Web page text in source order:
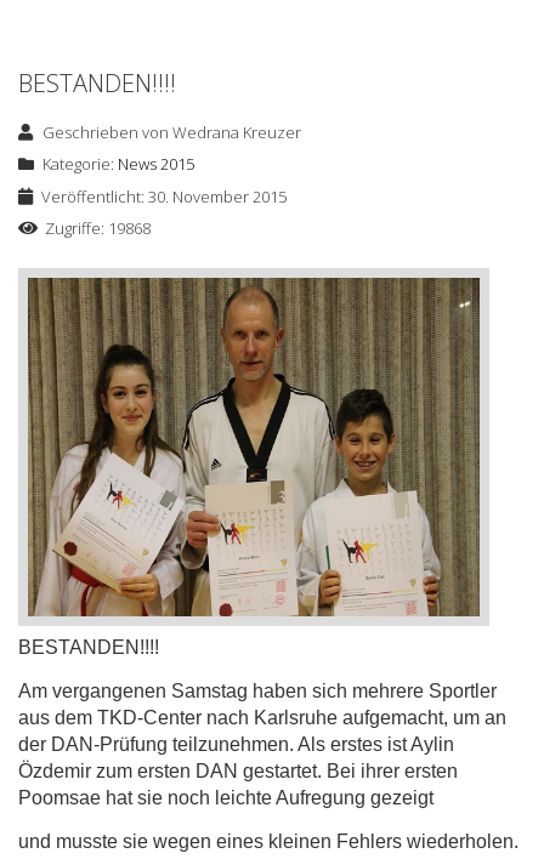
BESTANDEN!!!!
Geschrieben vonWedrana Kreuzer
Kategorie: News 2015
Veröffentlicht: 30. November 2015
Zugriffe: 19868
BESTANDEN!!!!
Am vergangenen Samstag haben sich mehrere Sportler
aus dem TKD-Center nach Karlsruhe aufgemacht, um an
der DAN-Prüfung teilzunehmen. Als erstes ist Aylin
Özdemir zum ersten DAN gestartet. Bei ihrer ersten
Poomsae hat sie noch leichte Aufregung gezeigt
und musste sie wegen eines kleinen Fehlers wiederholen.